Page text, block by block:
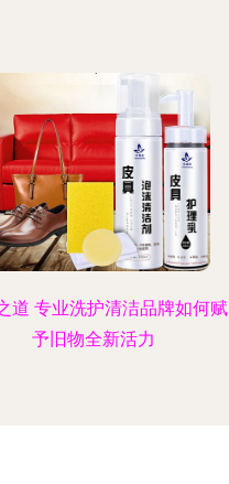
道 专业洗护清洁品牌如何赋
予旧物全新活力